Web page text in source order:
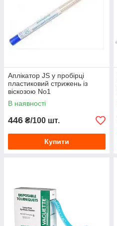
Аплікатор JS у пробірці
пластиковий стрижень із
віскозою No1
В наявності
446 ₴/100 шт.
Купити